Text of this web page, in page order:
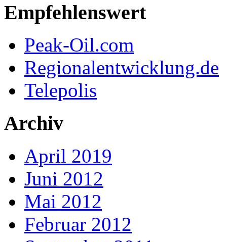
Empfehlenswert
Peak-Oil.com
Regionalentwicklung.de
Telepolis
Archiv
April 2019
Juni 2012
Mai 2012
Februar 2012